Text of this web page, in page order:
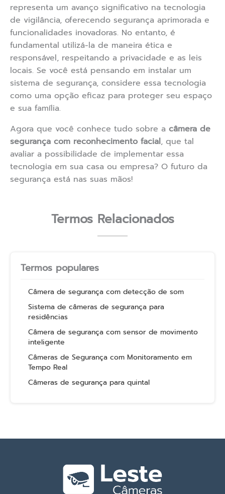
representa um avanço significativo na tecnologia
de vigilância, oferecendo segurança aprimorada e
funcionalidades inovadoras. No entanto, é
fundamental utilizá-la de maneira ética e
responsável, respeitando a privacidade e as leis
locais. Se você está pensando em instalar um
sistema de segurança, considere essa tecnologia
como uma opção eficaz para proteger seu espaço
e sua família.
Agora que você conhece tudo sobre a câmera de
segurança com reconhecimento facial, que tal
avaliar a possibilidade de implementar essa
tecnologia em sua casa ou empresa? O futuro da
segurança está nas suas mãos!
Termos Relacionados
Termos populares
Câmera de segurança com detecção de som
Sistema de câmeras de segurança para
residências
Câmera de segurança com sensor de movimento
inteligente
Câmeras de Segurança com Monitoramento em
Tempo Real
Câmeras de segurança para quintal